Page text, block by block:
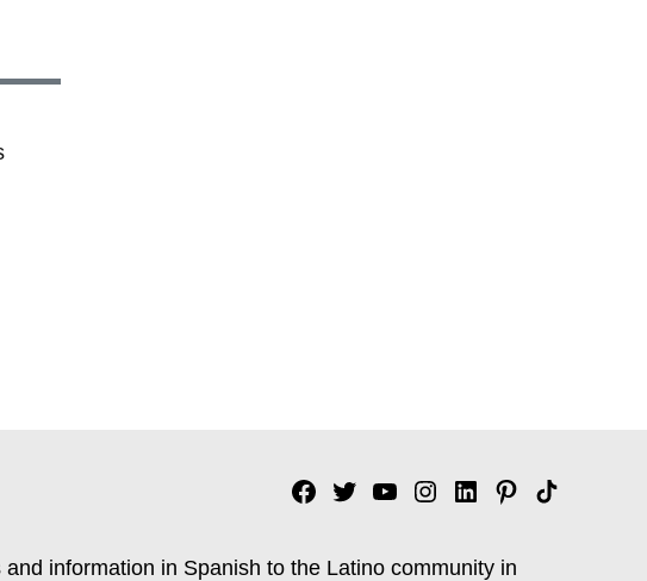
Facebook
TwitterYouTubeInstagram
Linkedin
Pinterest
Tik
information in Spanish to the Latino community in